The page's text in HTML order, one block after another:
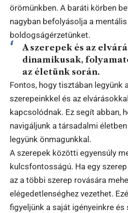
örömünkben. A baráti körben
nagyban befolyásolja a
boldogságérzetünket.
A szerepek és az
dinamikusak,
az életünk során.
Fontos, hogy tisztában legyünk
szerepeinkkel és az
kapcsolódnak. Ez segít abban,
navigáljunk a társadalmi
legyünk önmagunkkal.
A szerepek közötti egyensúly
kulcsfontosságú. Ha egy
az a többi szerep rovására
elégedetlenséghez vezethet.
figyeljünk a saját igényeinkre és